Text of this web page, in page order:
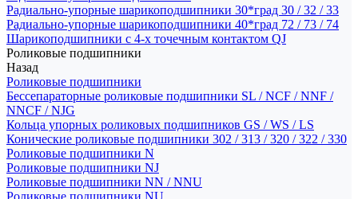
Радиально-упорные шарикоподшипники 30*град 30 / 32 / 33
Радиально-упорные шарикоподшипники 40*град 72 / 73 / 74
Шарикоподшипники с 4-х точечным контактом QJ
Роликовые подшипники
Назад
Роликовые подшипники
Бессепараторные роликовые подшипники SL / NCF / NNF /
NNCF / NJG
Кольца упорных роликовых подшипников GS / WS / LS
Конические роликовые подшипники 302 / 313 / 320 / 322 / 330
Роликовые подшипники N
Роликовые подшипники NJ
Роликовые подшипники NN / NNU
Роликовые подшипники NU